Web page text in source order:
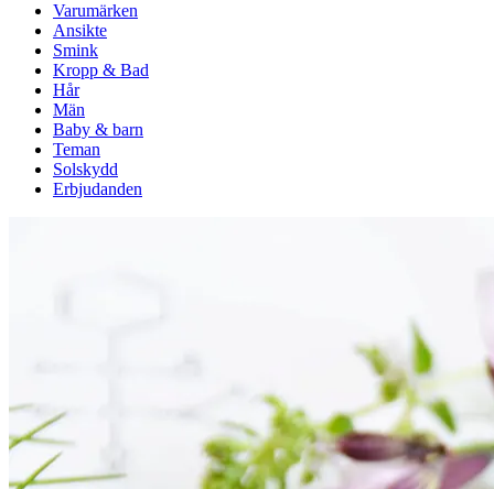
Varumärken
Ansikte
Smink
Kropp & Bad
Hår
Män
Baby & barn
Teman
Solskydd
Erbjudanden